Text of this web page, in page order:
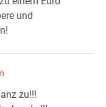
und
zu!!!